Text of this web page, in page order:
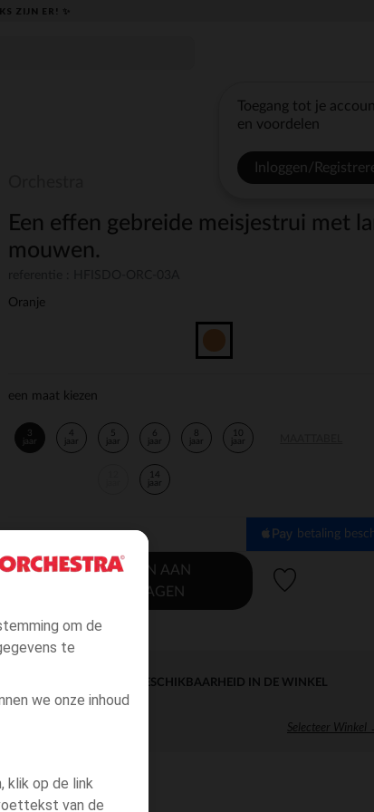
om de
te
we onze inhoud
klik op de link
van de
ZIJN ER! ✨
Toegang tot je
en voordelen
Inloggen/
Een effen gebreide meisjestrui met
mouwen.
Oranje
een maat kiezen
3
jaar
4
jaar
5
jaar
6
jaar
8
jaar
10
jaar
14
jaar
betaling
TOEVOEGEN AAN
WINKELWAGEN
DIRECTE BESCHIKBAARHEID IN DE WINKEL
Selecteer Winkel